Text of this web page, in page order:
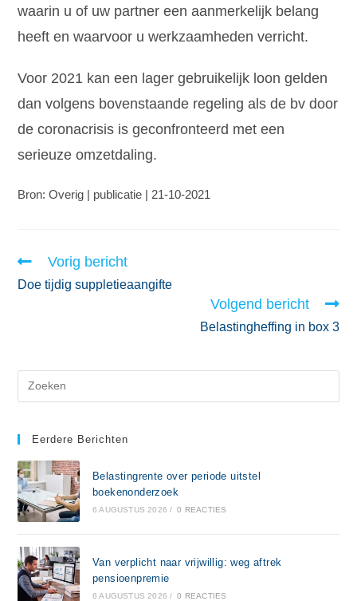
waarin u of uw partner een aanmerkelijk belang
heeft en waarvoor u werkzaamheden verricht.
Voor 2021 kan een lager gebruikelijk loon gelden
dan volgens bovenstaande regeling als de bv door
de coronacrisis is geconfronteerd met een
serieuze omzetdaling.
Bron: Overig | publicatie | 21-10-2021
Vorig bericht
Doe tijdig suppletieaangifte
Volgend bericht
Belastingheffing in box 3
Eerdere Berichten
Belastingrente over periode uitstel
boekenonderzoek
6 AUGUSTUS 2026 / 0 REACTIES
Van verplicht naar vrijwillig: weg aftrek
pensioenpremie
6 AUGUSTUS 2026 / 0 REACTIES